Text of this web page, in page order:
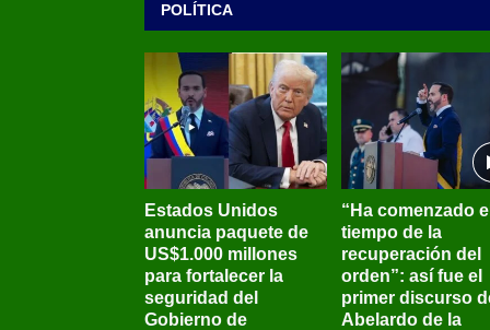
POLÍTICA
Estados Unidos
anuncia paquete de
US$1.000 millones
para fortalecer la
seguridad del
Gobierno de
“Ha comenzado el
tiempo de la
recuperación del
orden”: así fue el
primer discurso
Abelardo de la